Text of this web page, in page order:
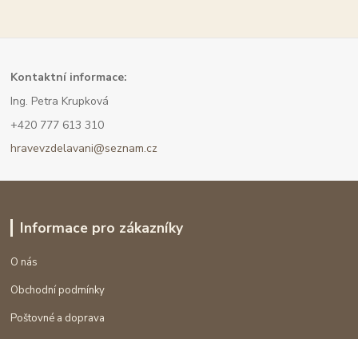
Kontaktní informace:
Ing. Petra Krupková
+420 777 613 310
hravevzdelavani@seznam.cz
Informace pro zákazníky
O nás
Obchodní podmínky
Poštovné a doprava